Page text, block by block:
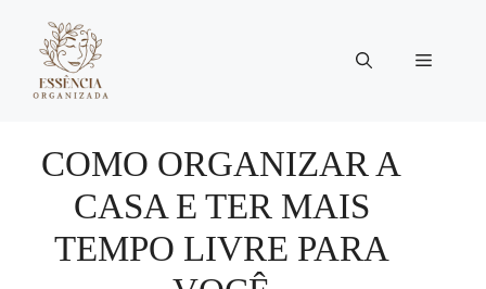
conteúdo
Menu
COMO ORGANIZAR A
CASA E TER MAIS
TEMPO LIVRE PARA